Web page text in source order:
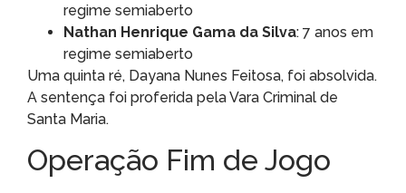
regime semiaberto
Nathan Henrique Gama da Silva: 7 anos em
regime semiaberto
Uma quinta ré, Dayana Nunes Feitosa, foi absolvida.
A sentença foi proferida pela Vara Criminal de
Santa Maria.
Operação Fim de Jogo